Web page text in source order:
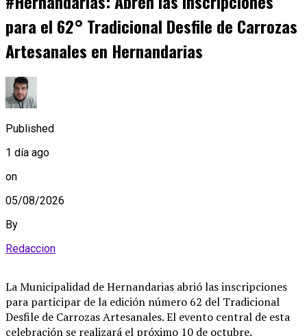
para el 62° Tradicional Desfile de Carrozas
Artesanales en Hernandarias
Published
1 día ago
on
05/08/2026
By
Redaccion
La Municipalidad de Hernandarias abrió las inscripciones
para participar de la edición número 62 del Tradicional
Desfile de Carrozas Artesanales. El evento central de esta
celebración se realizará el próximo 10 de octubre.